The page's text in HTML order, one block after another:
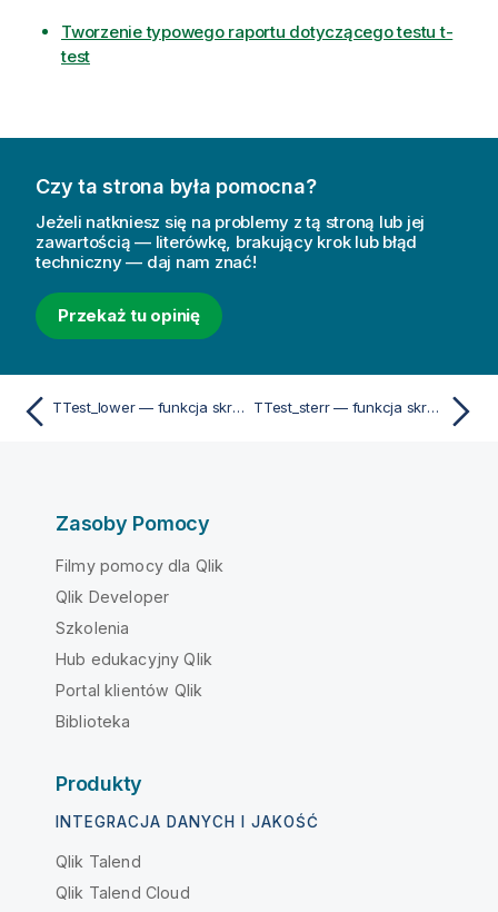
Tworzenie typowego raportu dotyczącego testu t-
test
Czy ta strona była pomocna?
Jeżeli natkniesz się na problemy z tą stroną lub jej
zawartością — literówkę, brakujący krok lub błąd
techniczny — daj nam znać!
Przekaż tu opinię
TTest_lower — funkcja skryptu i funkcja wykresu TTest_sterr — funkcja skryptu i funkcja wykresu
Zasoby Pomocy
Filmy pomocy dla Qlik
Qlik Developer
Szkolenia
Hub edukacyjny Qlik
Portal klientów Qlik
Biblioteka
Produkty
INTEGRACJA DANYCH I JAKOŚĆ
Qlik Talend
Qlik Talend Cloud